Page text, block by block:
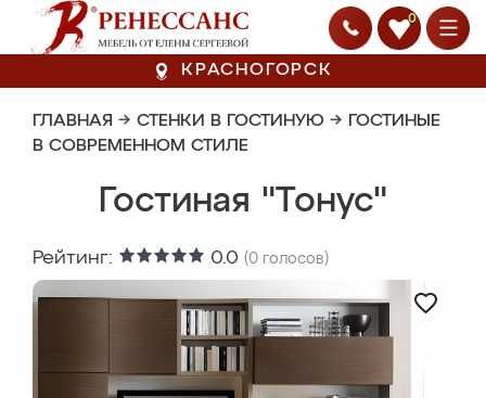
0
КРАСНОГОРСК
ГЛАВНАЯ → СТЕНКИ В ГОСТИНУЮ → ГОСТИНЫЕ
В СОВРЕМЕННОМ СТИЛЕ
Гостиная "Тонус"
Рейтинг: 0.0 (0 голосов)